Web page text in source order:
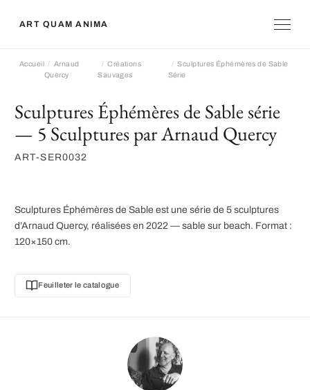
ART QUAM ANIMA
Accueil
Arnaud
Quercy
Créations
Sauvages
Sculptures Éphémères de Sable
Série
Sculptures Éphémères de Sable série
— 5 Sculptures par Arnaud Quercy
ART-SER0032
Sculptures Éphémères de Sable est une série de 5 sculptures
d’Arnaud Quercy, réalisées en 2022 — sable sur beach. Format :
120×150 cm.
Feuilleter le catalogue